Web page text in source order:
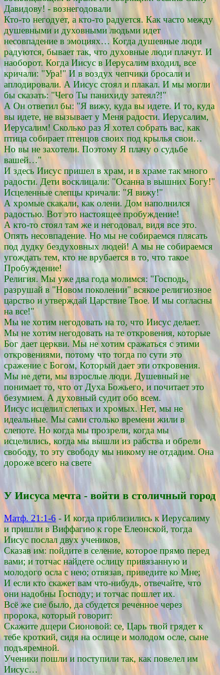
Давидову! - вознегодовали
Кто-то негодует, а кто-то радуется. Как часто между
душевными и духовными людьми идет
несовпадение в эмоциях… Когда душевные люди
радуются, бывает так, что духовные люди плачут. И
наоборот. Когда Иисус в Иерусалим входил, все
кричали: "Ура!" И в воздух чепчики бросали и
аплодировали. А Иисус стоял и плакал. И мы могли
бы сказать: "Чего Ты панихиду затеял?!"
А Он ответил бы: "Я вижу, куда вы идете. И то, куда
вы идете, не вызывает у Меня радости. Иерусалим,
Иерусалим! Сколько раз Я хотел собрать вас, как
птица собирает птенцов своих под крылья свои…
Но вы не захотели. Поэтому Я плачу о судьбе
вашей…"
И здесь Иисус пришел в храм, и в храме так много
радости. Дети восклицали: "Осанна в вышних Богу!"
Исцеленные слепцы кричали: "Я вижу!"
А хромые скакали, как олени. Дом наполнился
радостью. Вот это настоящее пробуждение!
А кто-то стоял там же и негодовал, видя все это.
Опять несовпадение. Но мы не собираемся плясать
под дудку бездуховных людей! А мы не собираемся
угождать тем, кто не врубается в то, что такое
Пробуждение!
Религия. Мы уже два года молимся: "Господь,
разрушай в "Новом поколении" всякое религиозное
царство и утверждай Царствие Твое. И мы согласны
на все!"
Мы не хотим негодовать на то, что Иисус делает.
Мы не хотим негодовать на те откровения, которые
Бог дает церкви. Мы не хотим сражаться с этими
откровениями, потому что тогда по сути это
сражение с Богом, Который дает эти откровения.
Мы не дети, мы взрослые люди. Душевный не
понимает то, что от Духа Божьего, и почитает это
безумием. А духовный судит обо всем.
Иисус исцелил слепых и хромых. Нет, мы не
идеальные. Мы сами столько времени жили в
слепоте. Но когда мы прозрели, когда мы
исцелились, когда мы вышли из рабства и обрели
свободу, то эту свободу мы никому не отдадим. Она
дороже всего на свете
У Иисуса мечта - войти в столичный город
Матф. 21:1-6 - И когда приблизились к Иерусалиму
и пришли в Виффагию к горе Елеонской, тогда
Иисус послал двух учеников,
Сказав им: пойдите в селение, которое прямо перед
вами; и тотчас найдете ослицу привязанную и
молодого осла с нею; отвязав, приведите ко Мне;
И если кто скажет вам что-нибудь, отвечайте, что
они надобны Господу; и тотчас пошлет их.
Всё же сие было, да сбудется реченное через
пророка, который говорит:
Скажите дщери Сионовой: се, Царь твой грядет к
тебе кроткий, сидя на ослице и молодом осле, сыне
подъяремной.
Ученики пошли и поступили так, как повелел им
Иисус…